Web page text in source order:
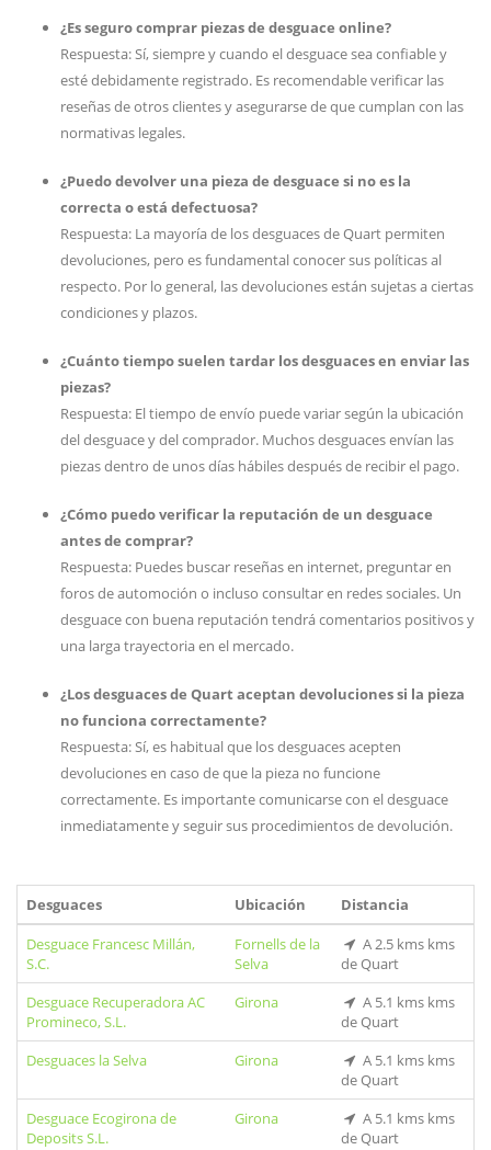
¿Es seguro comprar piezas de desguace online?
Respuesta: Sí, siempre y cuando el desguace sea confiable y
esté debidamente registrado. Es recomendable verificar las
reseñas de otros clientes y asegurarse de que cumplan con las
normativas legales.
¿Puedo devolver una pieza de desguace si no es la
correcta o está defectuosa?
Respuesta: La mayoría de los desguaces de Quart permiten
devoluciones, pero es fundamental conocer sus políticas al
respecto. Por lo general, las devoluciones están sujetas a ciertas
condiciones y plazos.
¿Cuánto tiempo suelen tardar los desguaces en enviar las
piezas?
Respuesta: El tiempo de envío puede variar según la ubicación
del desguace y del comprador. Muchos desguaces envían las
piezas dentro de unos días hábiles después de recibir el pago.
¿Cómo puedo verificar la reputación de un desguace
antes de comprar?
Respuesta: Puedes buscar reseñas en internet, preguntar en
foros de automoción o incluso consultar en redes sociales. Un
desguace con buena reputación tendrá comentarios positivos y
una larga trayectoria en el mercado.
¿Los desguaces de Quart aceptan devoluciones si la pieza
no funciona correctamente?
Respuesta: Sí, es habitual que los desguaces acepten
devoluciones en caso de que la pieza no funcione
correctamente. Es importante comunicarse con el desguace
inmediatamente y seguir sus procedimientos de devolución.
Desguaces Ubicación
Distancia
Desguace Francesc Millán,
S.C.
Fornells de la
Selva
A 2.5 kms kms
de Quart
Desguace Recuperadora AC
Promineco, S.L.
Girona
A 5.1 kms kms
de Quart
Desguaces la Selva
Girona
A 5.1 kms kms
de Quart
Desguace Ecogirona de
Deposits S.L.
Girona
A 5.1 kms kms
de Quart